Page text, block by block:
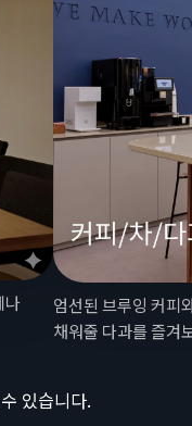
나
엄선된 브루잉 커피
채워줄 다과를 즐겨
있습니다.